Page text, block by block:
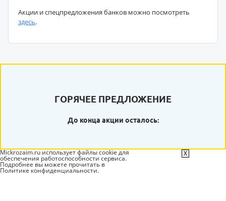
Акции и спецпредложения банков можно посмотреть
здесь.
ГОРЯЧЕЕ ПРЕДЛОЖЕНИЕ
До конца акции осталось:
Mickrozaim.ru использует файлы cookie для
обеспечения работоспособности сервиса.
Подробнее вы можете прочитать в
Политике конфиденциальности.
X